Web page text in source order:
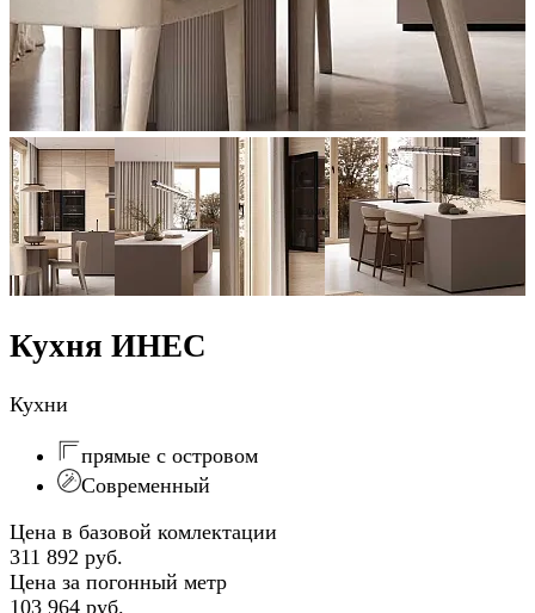
Кухня ИНЕС
Кухни
прямые с островом
Современный
Цена в базовой комлектации
311 892 руб.
Цена за погонный метр
103 964 руб.